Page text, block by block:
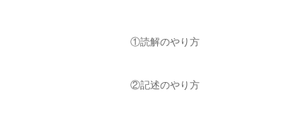
①読解のやり方
②記述のやり方